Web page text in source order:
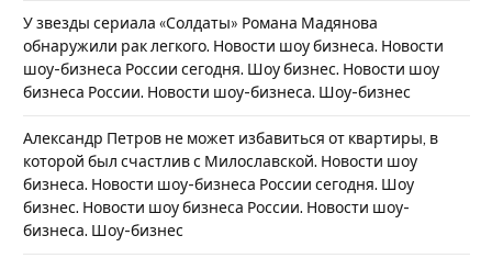
У звезды сериала «Солдаты» Романа Мадянова
обнаружили рак легкого. Новости шоу бизнеса. Новости
шоу-бизнеса России сегодня. Шоу бизнес. Новости шоу
бизнеса России. Новости шоу-бизнеса. Шоу-бизнес
Александр Петров не может избавиться от квартиры, в
которой был счастлив с Милославской. Новости шоу
бизнеса. Новости шоу-бизнеса России сегодня. Шоу
бизнес. Новости шоу бизнеса России. Новости шоу-
бизнеса. Шоу-бизнес